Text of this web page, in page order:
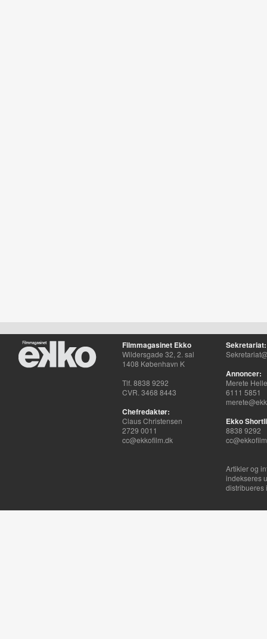
Filmmagasinet Ekko
Wildersgade 32, 2. sal
1408 København K
Tlf. 8838 9292
CVR. 3468 8443
Chefredaktør:
Claus Christensen
2729 0011
cc@ekkofilm.dk
Sekretariat:
Annoncer:
Merete
6111 5851
Ekko
8838 9292
Artikler og
indekseres
distribueres